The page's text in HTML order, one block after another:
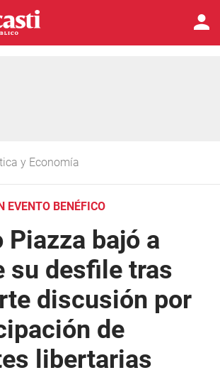
y Economía
EVENTO BENÉFICO
Piazza bajó a
su desfile tras
discusión por
de
libertarias